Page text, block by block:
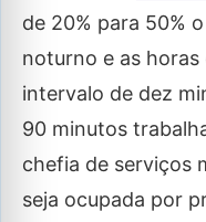
de 20% para 50%
noturno e as horas
intervalo de dez
90 minutos
chefia de serviços
seja ocupada por